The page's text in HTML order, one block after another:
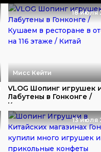
18 июля
Мисс Кейти
VLOG Шопинг игрушек
Лабутены в Гонконге /
Кушаем в рестора...
13 июля